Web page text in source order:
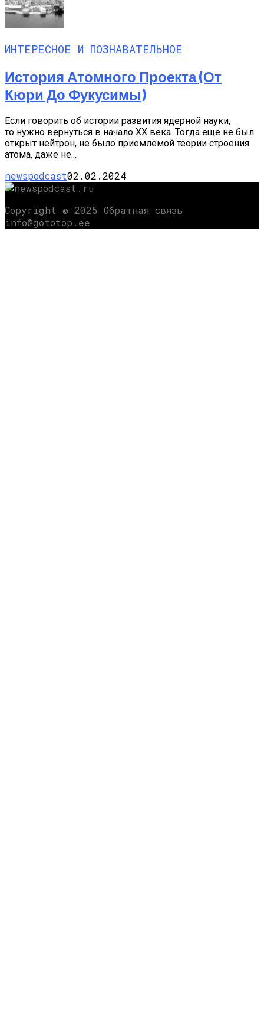
ИНТЕРЕСНОЕ И ПОЗНАВАТЕЛЬНОЕ
История Атомного Проекта (от
Кюри До Фукусимы)
Если говорить об истории развития ядерной науки,
то нужно вернуться в начало XX века. Тогда еще не был
открыт нейтрон, не было приемлемой теории строения
атома, даже не...
newspodcast02.02.2024
Copyright © 2025 Обратная связь
info@gototop.ee